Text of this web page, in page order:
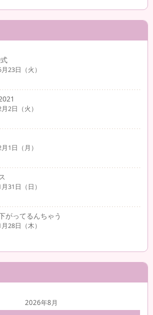
23日（火）
2日（火）
1日（月）
31日（日）
がってるんちゃう
28日（木）
2026年8月